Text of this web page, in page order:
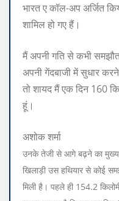
भारत ए कॉल-अप अर्जित
शामिल हो गए हैं।
मैं अपनी गति से कभी
अपनी गेंदबाजी में सुधार
तो शायद मैं एक दिन 160
हूं।
अशोक शर्मा
उनके तेजी से आगे बढ़ने का मुख्य
खिलाड़ी उस हथियार से कोई
मिली है। पहले ही 154.2